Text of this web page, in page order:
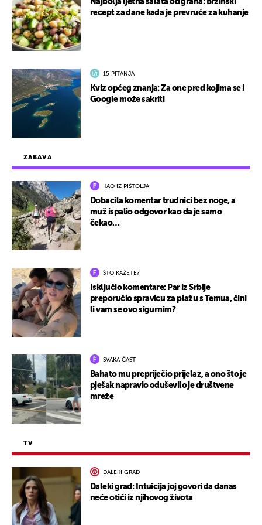
ZABAVA
KAO IZ PIŠTOLJA
Dobacila komentar trudnici bez noge, a
muž ispalio odgovor kao da je samo
čekao…
ŠTO KAŽETE?
Isključio komentare: Par iz Srbije
preporučio spravicu za plažu s Temua, čini
li vam se ovo sigurnim?
SVAKA ČAST
Bahato mu prepriječio prijelaz, a ono što je
pješak napravio oduševilo je društvene
mreže
TV
DALEKI GRAD
Daleki grad: Intuicija joj govori da danas
neće otići iz njihovog života
Najbolja ljetna salata od graha: Brzinski
recept za dane kada je prevruće za kuhanje
15 PITANJA
Kviz općeg znanja: Za one pred kojima se i
Google može sakriti